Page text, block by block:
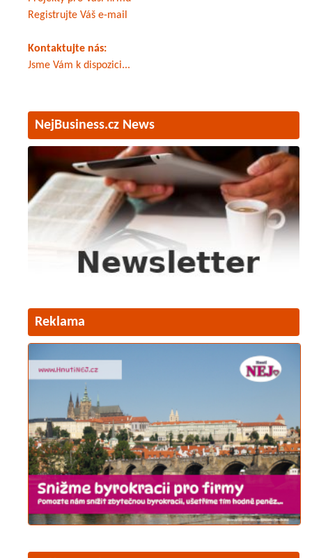
Registrujte Váš e-mail
Kontaktujte nás:
Jsme Vám k dispozici...
NejBusiness.cz News
Reklama